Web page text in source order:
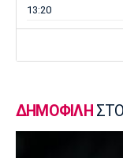
13:20
Επέστρεψε
Μουρίνιο:
Γιουνάιτεντ
ΔΗΜΟΦΙΛΗ